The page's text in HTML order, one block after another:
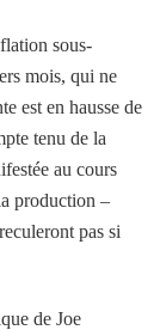
sous-
mois, qui ne
est en hausse de
tenu de la
au cours
production –
pas si
de Joe